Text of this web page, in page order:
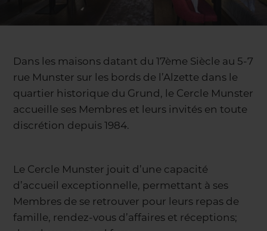
Dans les maisons datant du 17ème Siècle au 5-7
rue Munster sur les bords de l’Alzette dans le
quartier historique du Grund, le Cercle Munster
accueille ses Membres et leurs invités en toute
discrétion depuis 1984.
Le Cercle Munster jouit d’une capacité
d’accueil exceptionnelle, permettant à ses
Membres de se retrouver pour leurs repas de
famille, rendez-vous d’affaires et réceptions;